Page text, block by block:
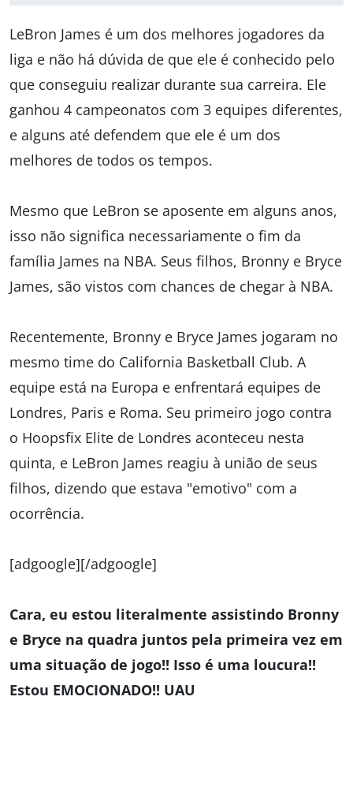
LeBron James é um dos melhores jogadores da
liga e não há dúvida de que ele é conhecido pelo
que conseguiu realizar durante sua carreira. Ele
ganhou 4 campeonatos com 3 equipes diferentes,
e alguns até defendem que ele é um dos
melhores de todos os tempos.
Mesmo que LeBron se aposente em alguns anos,
isso não significa necessariamente o fim da
família James na NBA. Seus filhos, Bronny e Bryce
James, são vistos com chances de chegar à NBA.
Recentemente, Bronny e Bryce James jogaram no
mesmo time do California Basketball Club. A
equipe está na Europa e enfrentará equipes de
Londres, Paris e Roma. Seu primeiro jogo contra
o Hoopsfix Elite de Londres aconteceu nesta
quinta, e LeBron James reagiu à união de seus
filhos, dizendo que estava "emotivo" com a
ocorrência.
[adgoogle][/adgoogle]
Cara, eu estou literalmente assistindo Bronny
e Bryce na quadra juntos pela primeira vez em
uma situação de jogo!! Isso é uma loucura!!
Estou EMOCIONADO!! UAU